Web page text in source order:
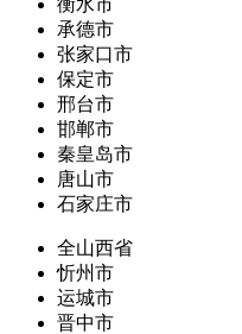
衡水市
承德市
张家口市
保定市
邢台市
邯郸市
秦皇岛市
唐山市
石家庄市
全山西省
忻州市
运城市
晋中市